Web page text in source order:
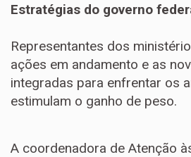
Estratégias do governo
Representantes dos
ações em andamento e as
integradas para enfrentar os
estimulam o ganho de peso.
A coordenadora de Atenção